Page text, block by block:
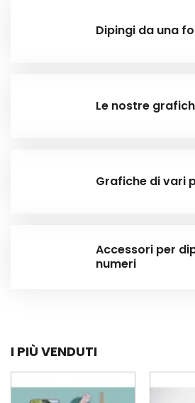
Dipingi da una
Le nostre
Grafiche di vari
Accessori per
numeri
I PIÙ VENDUTI